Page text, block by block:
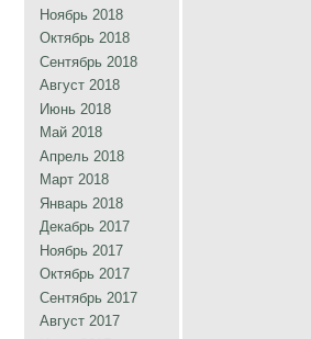
Ноябрь 2018
Октябрь 2018
Сентябрь 2018
Август 2018
Июнь 2018
Май 2018
Апрель 2018
Март 2018
Январь 2018
Декабрь 2017
Ноябрь 2017
Октябрь 2017
Сентябрь 2017
Август 2017